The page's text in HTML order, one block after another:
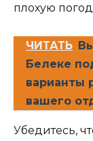
плохую
ЧИТАТЬ
Белеке
варианты
вашего
Убедитесь,